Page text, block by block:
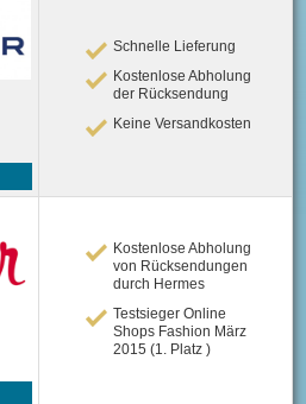
Schnelle Lieferung
Kostenlose Abholung
der Rücksendung
Keine Versandkosten
Kostenlose Abholung
von Rücksendungen
durch Hermes
Testsieger Online
Shops Fashion März
2015 (1. Platz )